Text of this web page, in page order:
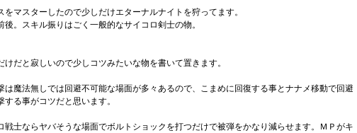
をマスターしたので少しだけエターナルナイトを狩ってます。
後。スキル振りはごく一般的なサイコロ剣士の物。
けだと寂しいので少しコツみたいな物を書いて置きます。
は魔法無しでは回避不可能な場面が多々あるので、こまめに回復する事とナ­ナメ移動で回避
する事がコツだと思います。
戦士ならヤバそうな場面でボルトショックを打つだけで被弾をかなり減らせ­ます。ＭＰがキ